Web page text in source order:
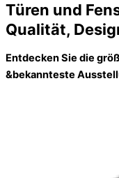
Türen und
Qualität,
Entdecken Sie die
&bekannteste